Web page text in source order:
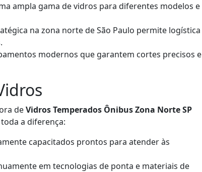
ampla gama de vidros para diferentes modelos e
na zona norte de São Paulo permite logística
modernos que garantem cortes precisos e
deVidros Temperados Ônibus Zona Norte SP
a diferença:
capacitados prontos para atender às
em tecnologias de ponta e materiais de